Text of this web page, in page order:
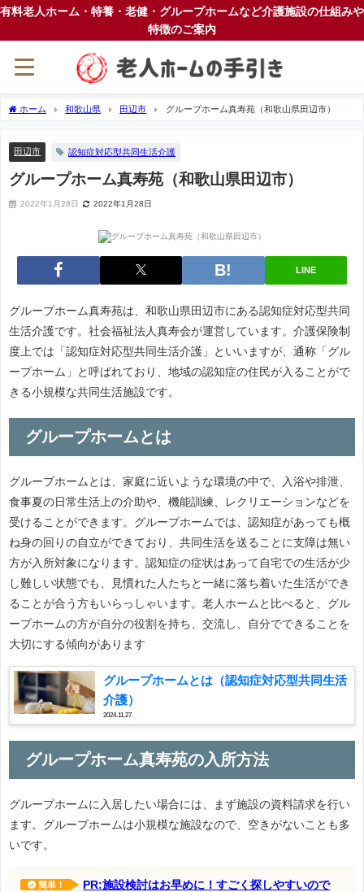
有料老人ホーム・特養・老健・グループホームなど介護施設の仕組みや
特徴のご案内
ホーム 和歌山県 田辺市 グループホーム真寿苑（和歌山県田辺市）
田辺市 認知症対応型共同生活介護
グループホーム真寿苑（和歌山県田辺市）
2022年1月28日 2022年1月28日
LINE
グループホーム真寿苑は、和歌山県田辺市にある認知症対応型共同
生活介護です。社会福祉法人真寿会が運営しています。介護保険制
度上では「認知症対応型共同生活介護」といいますが、通称「グル
ープホーム」と呼ばれており、地域の認知症の住民が入ることがで
きる小規模な共同生活施設です。
グループホームとは
グループホームとは、家庭に近いような環境の中で、入浴や排泄、
食事夏の日常生活上の介助や、機能訓練、レクリエーションなどを
受けることができます。グループホームでは、認知症があっても概
ね身の回りの自立ができており、共同生活を送ることに支障は無い
方が入所対象になります。認知症の症状はあって自宅での生活が少
し難しい状態でも、見慣れた人たちと一緒に落ち着いた生活ができ
ることが合う方もいらっしゃいます。老人ホームと比べると、グル
ープホームの方が自分の役割を持ち、交流し、自分でできることを
大切にする傾向があります
グループホームとは（認知症対応型共同生活
介護）
2024.11.27
グループホーム真寿苑の入所方法
グループホームに入居したい場合には、まず施設の資料請求を行い
ます。グループホームは小規模な施設なので、空きがないことも多
いです。
簡単！
PR:施設検討はお早めに！すごく探しやすいので